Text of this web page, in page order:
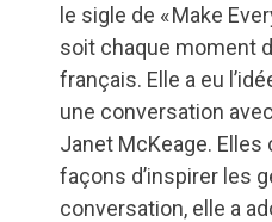
le sigle de « Make
soit chaque moment
français. Elle a eu
une conversation
Janet McKeage.
façons d’inspirer les
conversation, elle a